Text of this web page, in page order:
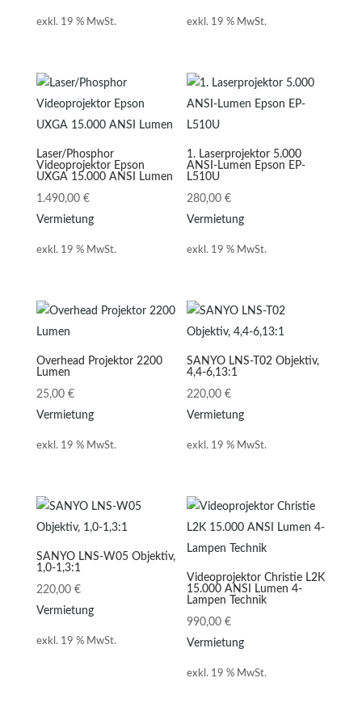
exkl. 19 % MwSt. exkl. 19 % MwSt.
Laser/Phosphor
Videoprojektor Epson
UXGA 15.000 ANSI Lumen
1.490,00 €
Vermietung
exkl. 19 % MwSt.
1. Laserprojektor 5.000
ANSI-Lumen Epson EP-
L510U
280,00€
Vermietung
exkl. 19 % MwSt.
Overhead Projektor 2200
Lumen
25,00 €
Vermietung
exkl. 19 % MwSt.
SANYO LNS-T02 Objektiv,
4,4-6,13:1
220,00€
Vermietung
exkl. 19 % MwSt.
SANYO LNS-W05 Objektiv,
1,0-1,3:1
220,00 €
Vermietung
exkl. 19 % MwSt.
Videoprojektor Christie L2K
15.000 ANSI Lumen 4-
Lampen Technik
990,00€
Vermietung
exkl. 19 % MwSt.